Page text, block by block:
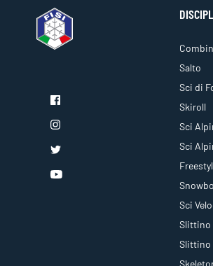
Salto
Sci di
Skiroll
Sci
Sci
Sci
Slittino
Slittino